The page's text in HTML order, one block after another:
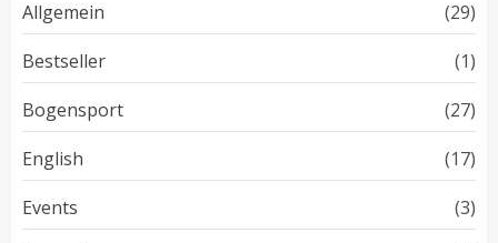
Allgemein
(29)
Bestseller
(1)
Bogensport
(27)
English
(17)
Events
(3)